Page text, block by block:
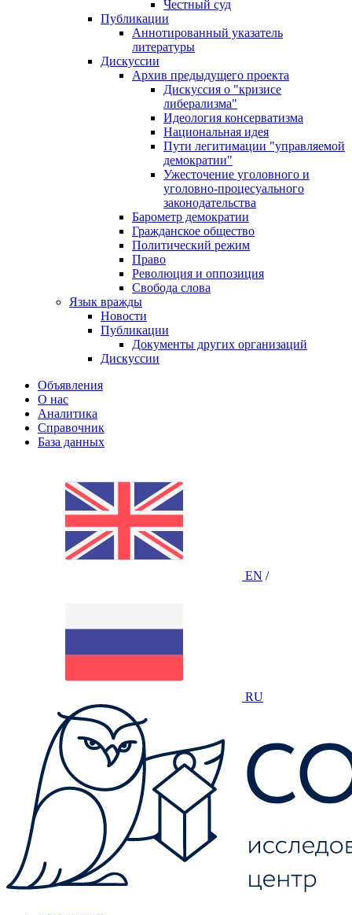
Честный суд
Публикации
Аннотированный указатель
литературы
Дискуссии
Архив предыдущего проекта
Дискуссия о "кризисе
либерализма"
Идеология консерватизма
Национальная идея
Пути легитимации "управляемой
демократии"
Ужесточение уголовного и
уголовно-процесуального
законодательства
Барометр демократии
Гражданское общество
Политический режим
Право
Революция и оппозиция
Свобода слова
Язык вражды
Новости
Публикации
Документы других организаций
Дискуссии
Объявления
О нас
Аналитика
Справочник
База данных
EN /
RU